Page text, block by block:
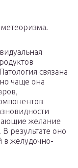
связана
чаще она
желание
результате оно
в желудочно-